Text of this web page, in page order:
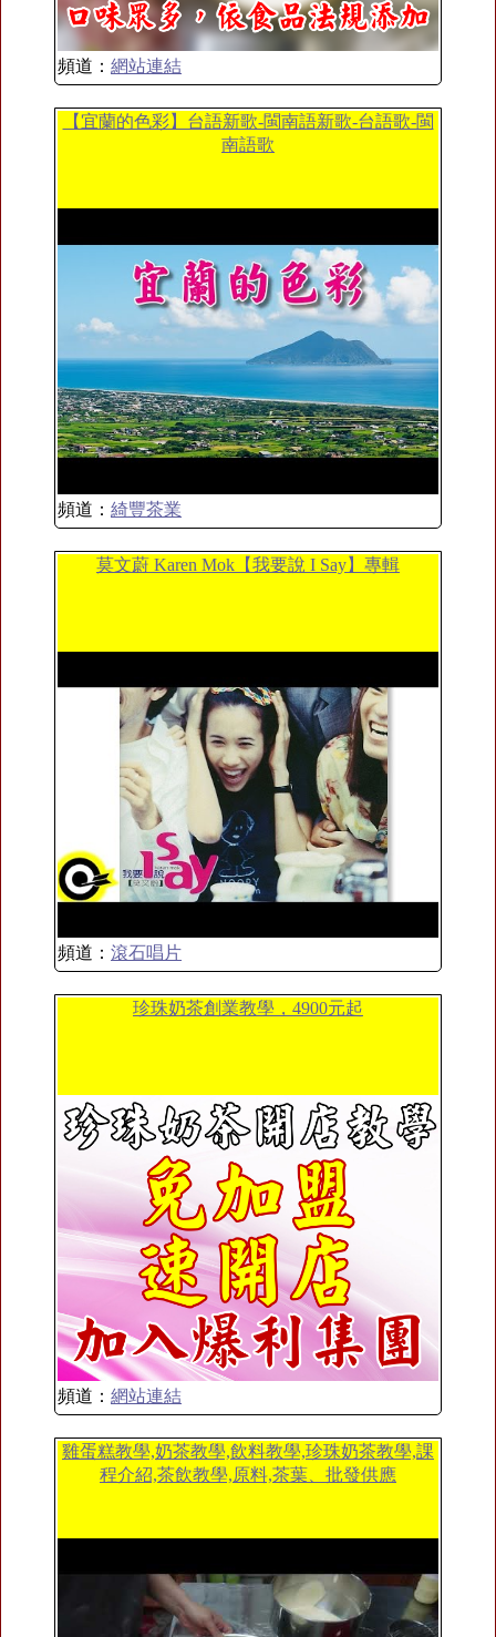
頻道： 網站連結
【宜蘭的色彩】台語新歌-閩南語新歌-台語歌-閩
南語歌
頻道： 綺豐茶業
莫文蔚 Karen Mok【我要說 I Say】專輯
頻道： 滾石唱片
珍珠奶茶創業教學，4900元起
頻道： 網站連結
雞蛋糕教學,奶茶教學,飲料教學,珍珠奶茶教學,課
程介紹,茶飲教學,原料,茶葉、批發供應